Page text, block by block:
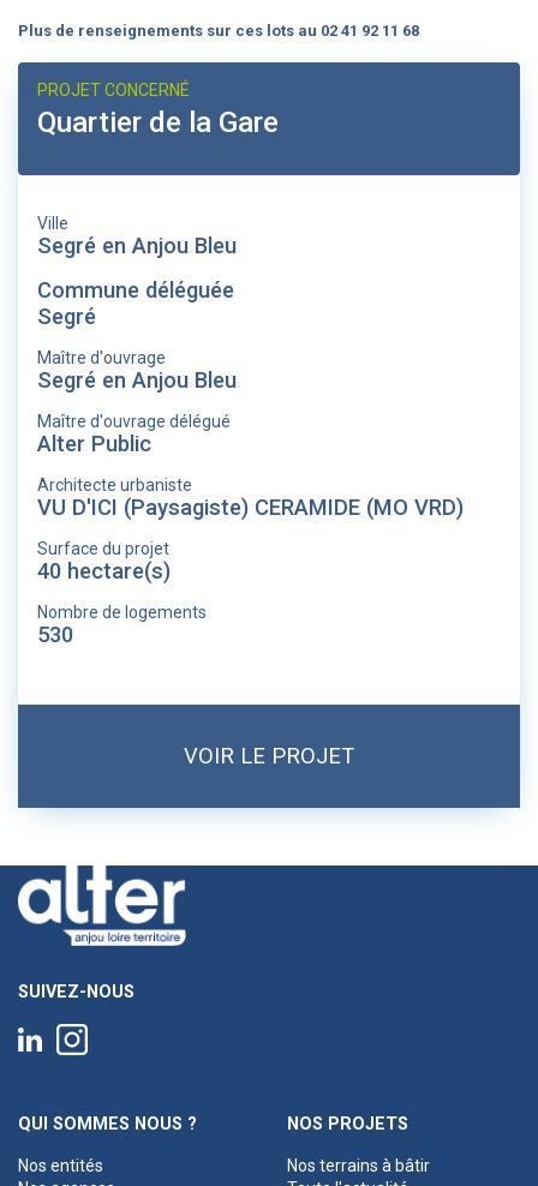
Plus de renseignements sur ces lots au 02 41 92 11 68
PROJET CONCERNÉ
Quartier de la Gare
Ville
Segré en Anjou Bleu
Commune déléguée
Segré
Maître d'ouvrage
Segré en Anjou Bleu
Maître d'ouvrage délégué
Alter Public
Architecte urbaniste
VU D'ICI (Paysagiste) CERAMIDE (MO VRD)
Surface du projet
40 hectare(s)
Nombre de logements
530
VOIR LE PROJET
SUIVEZ-NOUS
QUI SOMMES NOUS ?
Nos entités
NOS PROJETS
Nos terrains à bâtir